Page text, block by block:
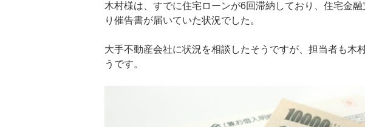
木村様は、すでに住宅ローンが6回滞納しており、住宅金
り催告書が届いていた状況でした。
大手不動産会社に状況を相談したそうですが、担当者も木
うです。